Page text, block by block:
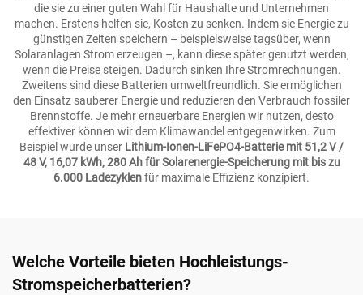
die sie zu einer guten Wahl für Haushalte und Unternehmen
machen. Erstens helfen sie, Kosten zu senken. Indem sie Energie zu
günstigen Zeiten speichern – beispielsweise tagsüber, wenn
Solaranlagen Strom erzeugen –, kann diese später genutzt werden,
wenn die Preise steigen. Dadurch sinken Ihre Stromrechnungen.
Zweitens sind diese Batterien umweltfreundlich. Sie ermöglichen
den Einsatz sauberer Energie und reduzieren den Verbrauch fossiler
Brennstoffe. Je mehr erneuerbare Energien wir nutzen, desto
effektiver können wir dem Klimawandel entgegenwirken. Zum
Beispiel wurde unser Lithium-Ionen-LiFePO4-Batterie mit 51,2 V /
48 V, 16,07 kWh, 280 Ah für Solarenergie-Speicherung mit bis zu
6.000 Ladezyklenfür maximale Effizienz konzipiert.
Welche Vorteile bieten Hochleistungs-
Stromspeicherbatterien?